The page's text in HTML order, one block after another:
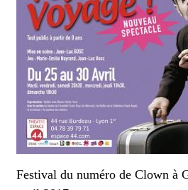
Festival du numéro de Clown à